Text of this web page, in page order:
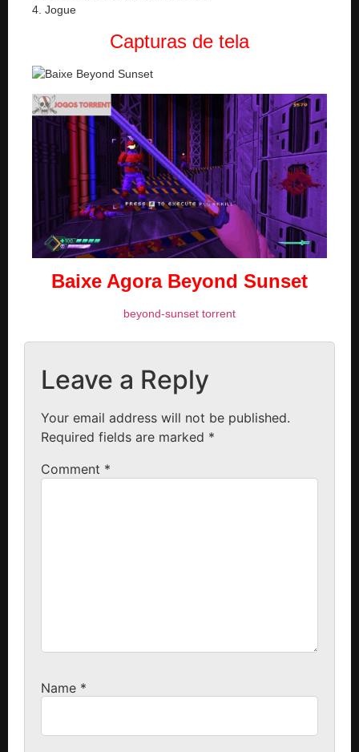
4. Jogue
Capturas de tela
Baixe Agora Beyond Sunset
beyond-sunset torrent
Leave a Reply
Your email address will not be published.
Required fields are marked *
Comment *
Name *